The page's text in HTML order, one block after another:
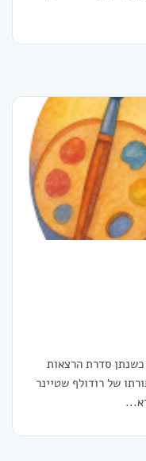
כשנתן סדרת הרצאות
של רודולף שטיינר